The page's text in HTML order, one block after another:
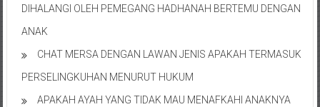
DIHALANGI OLEH PEMEGANG HADHANAH BERTEMU DENGAN
ANAK
CHAT MERSA DENGAN LAWAN JENIS APAKAH TERMASUK
PERSELINGKUHAN MENURUT HUKUM
APAKAH AYAH YANG TIDAK MAU MENAFKAHI ANAKNYA